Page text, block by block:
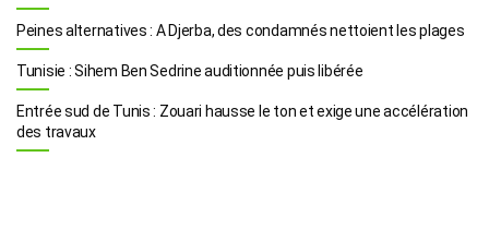
Peines alternatives : A Djerba, des condamnés nettoient les plages
Tunisie : Sihem Ben Sedrine auditionnée puis libérée
Entrée sud de Tunis : Zouari hausse le ton et exige une accélération
des travaux